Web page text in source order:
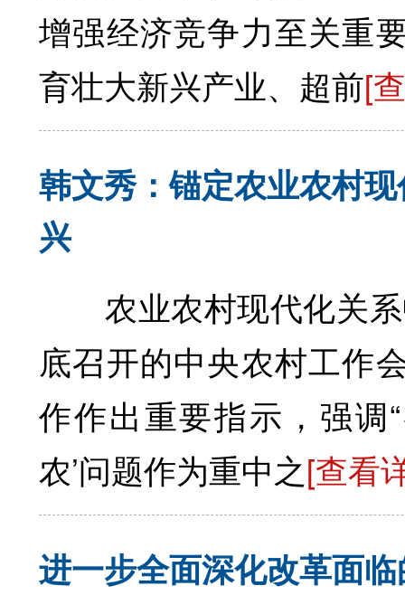
增强经济竞争力至关重
育壮大新兴产业、超前[
韩文秀：锚定农业农村
兴
农业农村现代化关系
底召开的中央农村工作
作作出重要指示，强调
农’问题作为重中之[查看
进一步全面深化改革面